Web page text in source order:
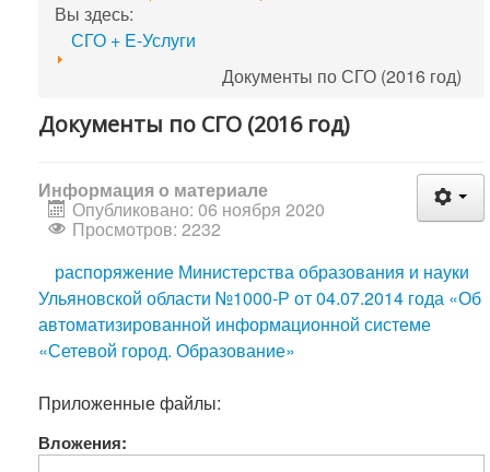
Вы здесь:
СГО + E-Услуги
Документы по СГО (2016 год)
Документы по СГО (2016 год)
Информация о материале
Опубликовано: 06 ноября 2020
Просмотров: 2232
распоряжение Министерства образования и науки
Ульяновской области №1000-Р от 04.07.2014 года «Об
автоматизированной информационной системе
«Сетевой город. Образование»
Приложенные файлы:
Вложения: